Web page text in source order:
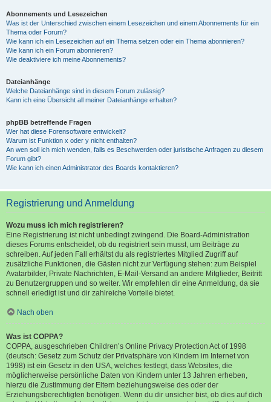
Abonnements und Lesezeichen
Was ist der Unterschied zwischen einem Lesezeichen und einem Abonnements für ein
Thema oder Forum?
Wie kann ich ein Lesezeichen auf ein Thema setzen oder ein Thema abonnieren?
Wie kann ich ein Forum abonnieren?
Wie deaktiviere ich meine Abonnements?
Dateianhänge
Welche Dateianhänge sind in diesem Forum zulässig?
Kann ich eine Übersicht all meiner Dateianhänge erhalten?
phpBB betreffende Fragen
Wer hat diese Forensoftware entwickelt?
Warum ist Funktion x oder y nicht enthalten?
An wen soll ich mich wenden, falls es Beschwerden oder juristische Anfragen zu diesem
Forum gibt?
Wie kann ich einen Administrator des Boards kontaktieren?
Registrierung und Anmeldung
Wozu muss ich mich registrieren?
Eine Registrierung ist nicht unbedingt zwingend. Die Board-Administration
dieses Forums entscheidet, ob du registriert sein musst, um Beiträge zu
schreiben. Auf jeden Fall erhältst du als registriertes Mitglied Zugriff auf
zusätzliche Funktionen, die Gästen nicht zur Verfügung stehen: zum Beispiel
Avatarbilder, Private Nachrichten, E-Mail-Versand an andere Mitglieder, Beitritt
zu Benutzergruppen und so weiter. Wir empfehlen dir eine Anmeldung, da sie
schnell erledigt ist und dir zahlreiche Vorteile bietet.
Nach oben
Was ist COPPA?
COPPA, ausgeschrieben Children’s Online Privacy Protection Act of 1998
(deutsch: Gesetz zum Schutz der Privatsphäre von Kindern im Internet von
1998) ist ein Gesetz in den USA, welches festlegt, dass Websites, die
möglicherweise persönliche Daten von Kindern unter 13 Jahren erheben,
hierzu die Zustimmung der Eltern beziehungsweise des oder der
Erziehungsberechtigten benötigen. Wenn du dir unsicher bist, ob dies auf dich